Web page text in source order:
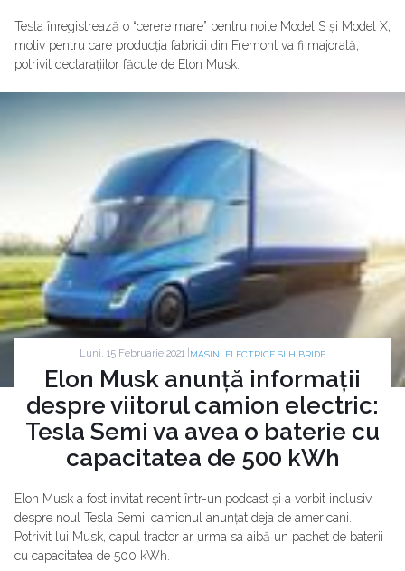
Tesla înregistrează o “cerere mare” pentru noile Model S și Model X,
motiv pentru care producția fabricii din Fremont va fi majorată,
potrivit declarațiilor făcute de Elon Musk.
Luni, 15 Februarie 2021 | MASINI ELECTRICE SI HIBRIDE
Elon Musk anunță informații
despre viitorul camion electric:
Tesla Semi va avea o baterie cu
capacitatea de 500 kWh
Elon Musk a fost invitat recent într-un podcast și a vorbit inclusiv
despre noul Tesla Semi, camionul anunțat deja de americani.
Potrivit lui Musk, capul tractor ar urma sa aibă un pachet de baterii
cu capacitatea de 500 kWh.